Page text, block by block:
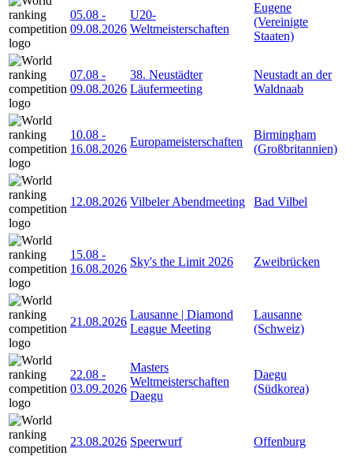
05.08 -
09.08.2026
U20-
Weltmeisterschaften
Eugene
(Vereinigte
Staaten)
07.08 -
09.08.2026
38. Neustädter
Läufermeeting
Neustadt an der
Waldnaab
10.08 -
16.08.2026
Europameisterschaften
Birmingham
(Großbritannien)
12.08.2026 Vilbeler Abendmeeting Bad Vilbel
15.08 -
16.08.2026
Sky's the Limit 2026 Zweibrücken
21.08.2026
Lausanne | Diamond
League Meeting
Lausanne
(Schweiz)
22.08 -
03.09.2026
Masters
Weltmeisterschaften
Daegu
Daegu
(Südkorea)
23.08.2026 Speerwurf Offenburg